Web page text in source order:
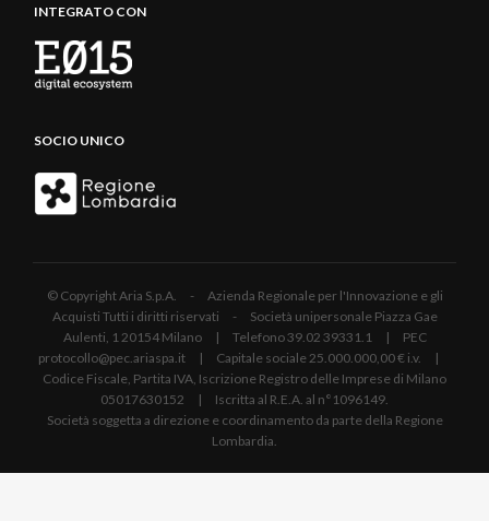
INTEGRATO CON
SOCIO UNICO
© Copyright Aria S.p.A. - Azienda Regionale per l'Innovazione e gli
Acquisti Tutti i diritti riservati - Società unipersonale Piazza Gae
Aulenti, 1 20154 Milano | Telefono 39.02 39331.1 | PEC
protocollo@pec.ariaspa.it | Capitale sociale 25.000.000,00 € i.v. |
Codice Fiscale, Partita IVA, Iscrizione Registro delle Imprese di Milano
05017630152 | Iscritta al R.E.A. al n°1096149.
Società soggetta a direzione e coordinamento da parte della Regione
Lombardia.